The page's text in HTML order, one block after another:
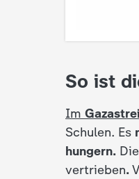
So ist
Im
Schulen. Es
hungern.
vertrieben.